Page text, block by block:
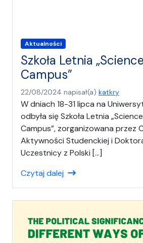
Aktualności
Szkoła Letnia
Campus”
22/08/2024 napisał(a) katkry
W dniach 18-31 lipca na
odbyła się Szkoła Letnia
Campus”, zorganizowana przez
Aktywności Studenckiej i
Uczestnicy z Polski […]
Czytaj dalej